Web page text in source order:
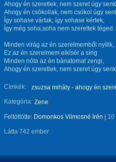
Ahogy én szeretlek, nem szeret úgy
Ahogy én csókollak, nem csókol úgy
Így sohase vártak, így sohase kértek,
Így még soha,soha nem szerettek téged.
Minden virág az én szerelmemből nyílik,
Ez az én szerelmem elkísér a sírig
Minden nóta az én bánatomat zengi,
Ahogy én szeretlek, nem szeret úgy
Címkék:
zsuzsa mihály - ahogy én
Kategória: Zene
Feltöltötte: Domonkos Vilmosné Irén 10
Látta 742 ember.